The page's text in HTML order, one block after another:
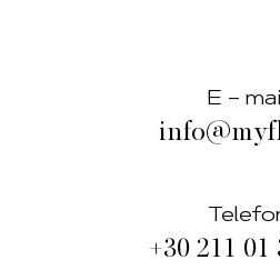
E –
+30 211 01